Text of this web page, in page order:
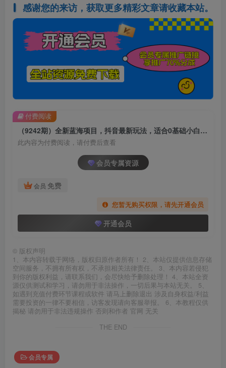
感谢您的来访，获取更多精彩文章请收藏本站。
（9242期）全新蓝海项目，抖音最新玩法，适合0基础小白，稳定月入过万，轻松日入300＋
此内容为付费阅读，请付费后查看
会员专属资源
会员 免费
您暂无购买权限，请先开通会员
开通会员
付费阅读
© 版权声明
1、本内容转载于网络，版权归原作者所有！ 2、本站仅提供信息存储
空间服务，不拥有所有权，不承担相关法律责任。 3、本内容若侵犯
到你的版权利益，请联系我们，会尽快给予删除处理！ 4、本站全资
源仅供测试和学习，请勿用于非法操作，一切后果与本站无关。 5、
如遇到充值付费环节课程或软件 请马上删除退出 涉及自身权益/利益
需要投资的一律不要相信，访客发现请向客服举报。 6、本教程仅供
揭秘 请勿用于非法违规操作 否则和作者 官网 无关
THE END
会员专属